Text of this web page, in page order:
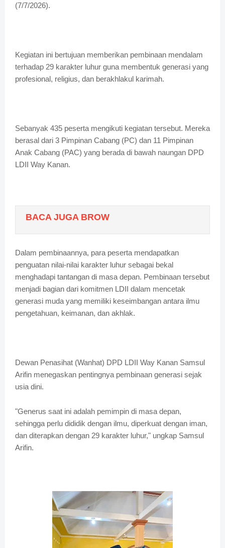
(7/7/2026).
Kegiatan ini bertujuan memberikan pembinaan mendalam
terhadap 29 karakter luhur guna membentuk generasi yang
profesional, religius, dan berakhlakul karimah.
Sebanyak 435 peserta mengikuti kegiatan tersebut. Mereka
berasal dari 3 Pimpinan Cabang (PC) dan 11 Pimpinan
Anak Cabang (PAC) yang berada di bawah naungan DPD
LDII Way Kanan.
BACA JUGA BROW
Dalam pembinaannya, para peserta mendapatkan
penguatan nilai-nilai karakter luhur sebagai bekal
menghadapi tantangan di masa depan. Pembinaan tersebut
menjadi bagian dari komitmen LDII dalam mencetak
generasi muda yang memiliki keseimbangan antara ilmu
pengetahuan, keimanan, dan akhlak.
Dewan Penasihat (Wanhat) DPD LDII Way Kanan Samsul
Arifin menegaskan pentingnya pembinaan generasi sejak
usia dini.
"Generus saat ini adalah pemimpin di masa depan,
sehingga perlu dididik dengan ilmu, diperkuat dengan iman,
dan diterapkan dengan 29 karakter luhur," ungkap Samsul
Arifin.